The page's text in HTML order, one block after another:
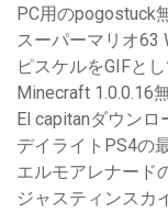
PC用のpogostuck
スーパーマリオ63
ピスケルをGIFと
Minecraft 1.0.0.16
El capitanダウンロ
デイライトPS4の
エルモアレナード
ジャスティンスカ